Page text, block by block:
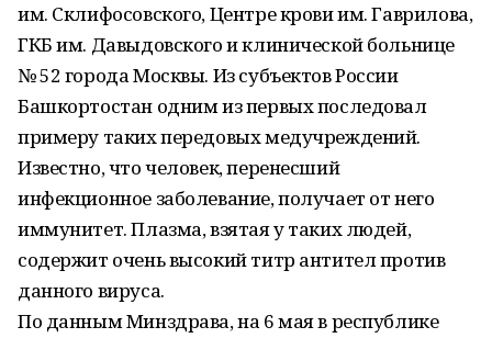
им. Склифосовского, Центре крови им. Гаврилова,
ГКБ им. Давыдовского и клинической больнице
№ 52 города Москвы. Из субъектов России
Башкортостан одним из первых последовал
примеру таких передовых медучреждений.
Известно, что человек, перенесший
инфекционное заболевание, получает от него
иммунитет. Плазма, взятая у таких людей,
содержит очень высокий титр антител против
данного вируса.
По данным Минздрава, на 6 мая в республике